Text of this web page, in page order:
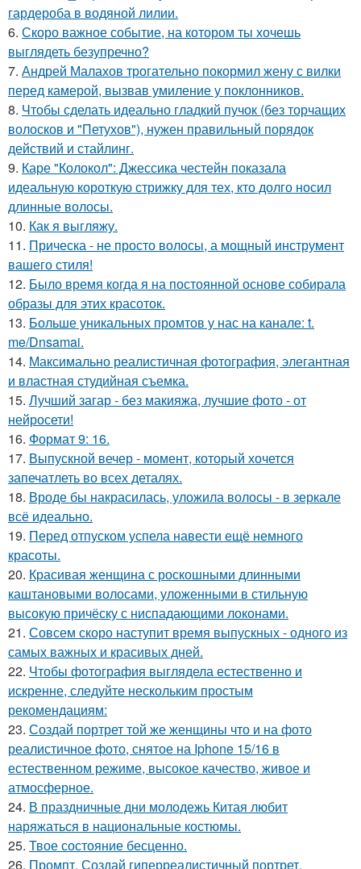
гардероба в водяной лилии.
6. Скоро важное событие, на котором ты хочешь
выглядеть безупречно?
7. Андрей Малахов трогательно покормил жену с вилки
перед камерой, вызвав умиление у поклонников.
8. Чтобы сделать идеально гладкий пучок (без торчащих
волосков и "Петухов"), нужен правильный порядок
действий и стайлинг.
9. Каре "Колокол": Джессика честейн показала
идеальную короткую стрижку для тех, кто долго носил
длинные волосы.
10. Как я выгляжу.
11. Прическа - не просто волосы, а мощный инструмент
вашего стиля!
12. Было время когда я на постоянной основе собирала
образы для этих красоток.
13. Больше уникальных промтов у нас на канале: t.
me/Dnsamai.
14. Максимально реалистичная фотография, элегантная
и властная студийная съемка.
15. Лучший загар - без макияжа, лучшие фото - от
нейросети!
16. Формат 9: 16.
17. Выпускной вечер - момент, который хочется
запечатлеть во всех деталях.
18. Вроде бы накрасилась, уложила волосы - в зеркале
всё идеально.
19. Перед отпуском успела навести ещё немного
красоты.
20. Красивая женщина с роскошными длинными
каштановыми волосами, уложенными в стильную
высокую причёску с ниспадающими локонами.
21. Совсем скоро наступит время выпускных - одного из
самых важных и красивых дней.
22. Чтобы фотография выглядела естественно и
искренне, следуйте нескольким простым
рекомендациям:
23. Создай портрет той же женщины что и на фото
реалистичное фото, снятое на Iphone 15/16 в
естественном режиме, высокое качество, живое и
атмосферное.
24. В праздничные дни молодежь Китая любит
наряжаться в национальные костюмы.
25. Твое состояние бесценно.
26. Промпт. Создай гиперреалистичный портрет,